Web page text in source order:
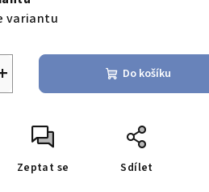
variantu
Do košíku
Zeptat se Sdílet